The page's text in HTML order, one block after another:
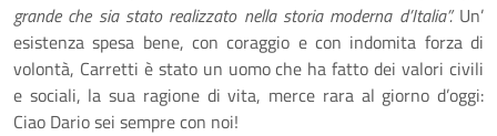
grande che sia stato realizzato nella storia moderna d’Italia”. Un’
esistenza spesa bene, con coraggio e con indomita forza di
volontà, Carretti è stato un uomo che ha fatto dei valori civili
e sociali, la sua ragione di vita, merce rara al giorno d’oggi:
Ciao Dario sei sempre con noi!